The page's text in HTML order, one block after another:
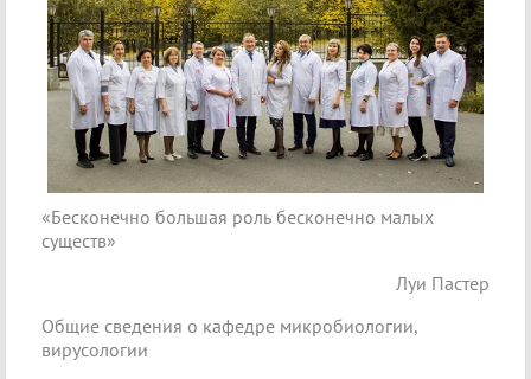
«Бесконечно большая роль бесконечно малых
существ»
Луи Пастер
Общие сведения о кафедре микробиологии,
вирусологии